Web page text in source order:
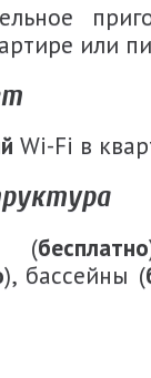
или
Wi-Fi в
(бесплатно
), бассейны (